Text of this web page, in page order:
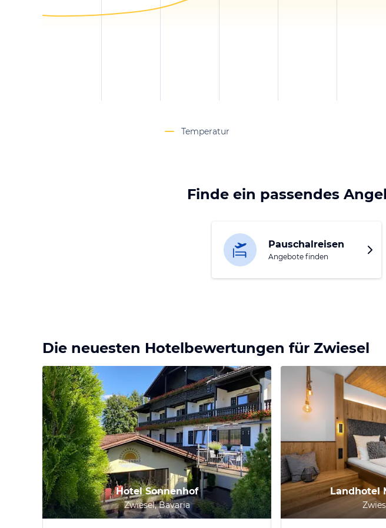
Temperatur
Finde ein passendes
Pauschalreisen
Angebote finden
Die neuesten Hotelbewertungen für Zwiesel
Hotel Sonnenhof
Zwiesel, Bavaria
Landhotel